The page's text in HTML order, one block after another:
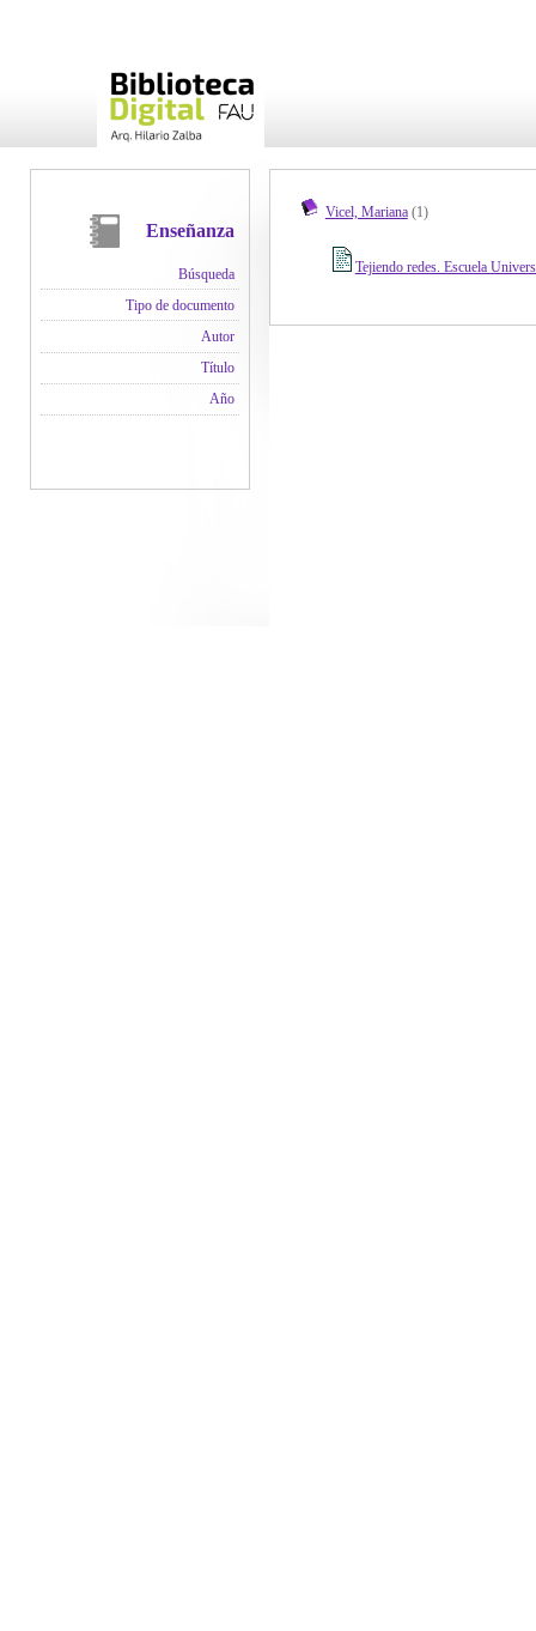
Enseñanza
Búsqueda
Tipo de documento
Autor
Título
Año
Vicel, Mariana(1)
Tejiendo redes. Escuela